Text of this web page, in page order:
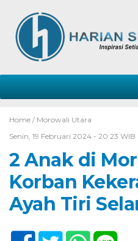
Home / Morowali Utara
Senin, 19 Februari 2024 - 20:23 WIB
2 Anak di
Korban
Ayah Tiri